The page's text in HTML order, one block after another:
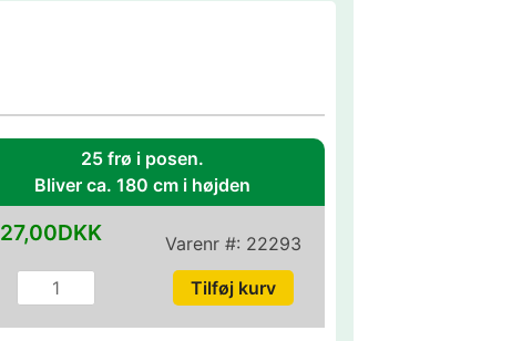
25 frø i posen.
Bliver ca. 180 cm i højden
Varenr #: 22293
27,00DKK